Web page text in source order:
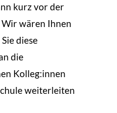
kurz vor der
wären Ihnen
diese
die
Kolleg:innen
weiterleiten